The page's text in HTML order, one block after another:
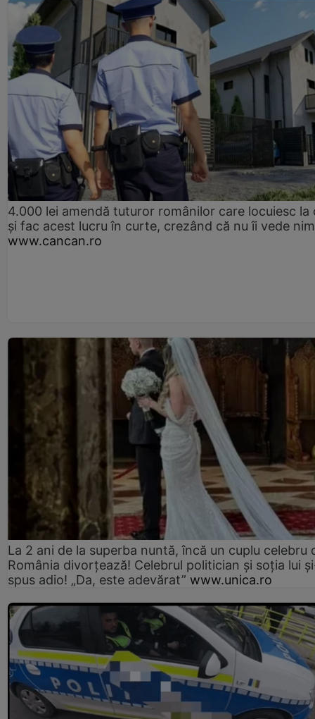
4.000 lei amendă tuturor românilor care locuiesc la
și fac acest lucru în curte, crezând că nu îi vede
www.cancan.ro
La 2 ani de la superba nuntă, încă un cuplu celebru
România divorțează! Celebrul politician și soția lui
spus adio! „Da, este adevărat” www.unica.ro